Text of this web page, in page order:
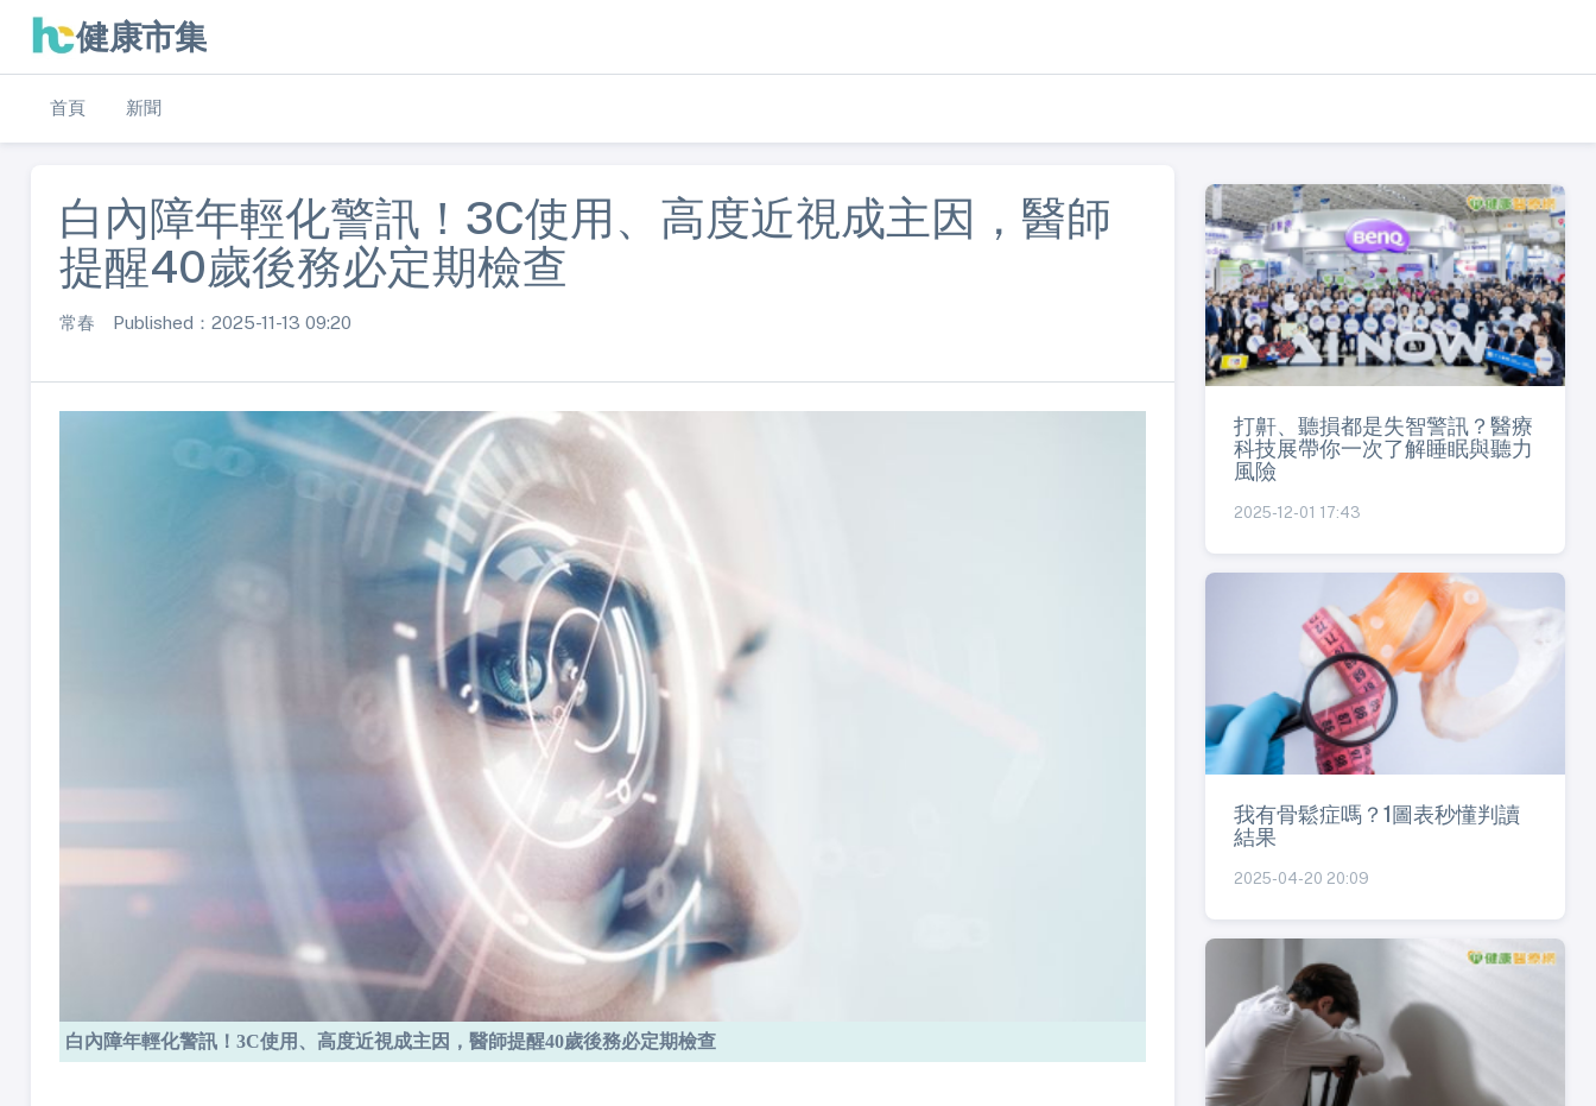
健康市集
首頁 新聞
白內障年輕化警訊！3C使用、高度近視成主因，醫師
提醒40歲後務必定期檢查
常春 Published：2025-11-13 09:20
白內障年輕化警訊！3C使用、高度近視成主因，醫師提醒40歲後務必定期檢查
打鼾、聽損都是失智警訊？醫療
科技展帶你一次了解睡眠與聽力
風險
2025-12-01 17:43
我有骨鬆症嗎？1圖表秒懂判讀
結果
2025-04-20 20:09